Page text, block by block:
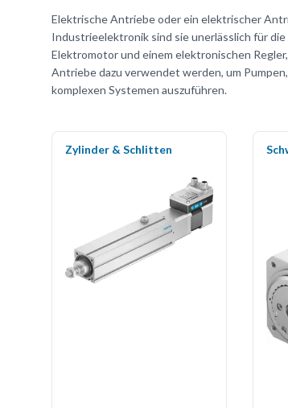
Elektrische Antriebe oder ein elektrischer
Industrieelektronik sind sie unerlässlich für
Elektromotor und einem elektronischen
Antriebe dazu verwendet werden, um
komplexen Systemen auszuführen.
Zylinder & Schlitten